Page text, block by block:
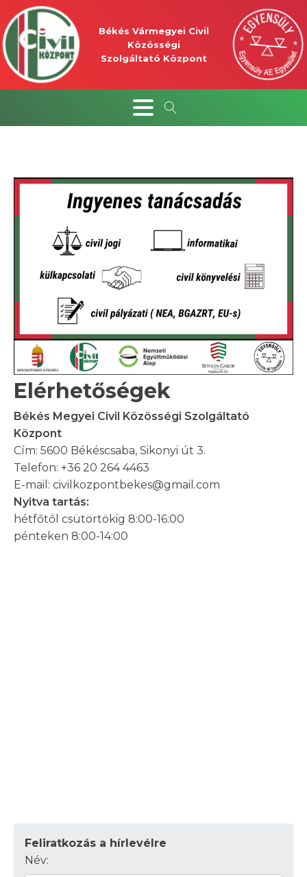
Békés Vármegyei Civil
Közösségi
Szolgáltató Központ
Elérhetőségek
Békés Megyei Civil Közösségi Szolgáltató
Központ
Cím: 5600 Békéscsaba, Sikonyi út 3.
Telefon: +36 20 264 4463
E-mail: civilkozpontbekes@gmail.com
Nyitva tartás:
hétfőtől csütörtökig 8:00-16:00
pénteken 8:00-14:00
Feliratkozás a hírlevélre
Név: